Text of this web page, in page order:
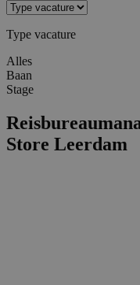
Type vacature
Alles
Baan
Stage
Store Leerdam